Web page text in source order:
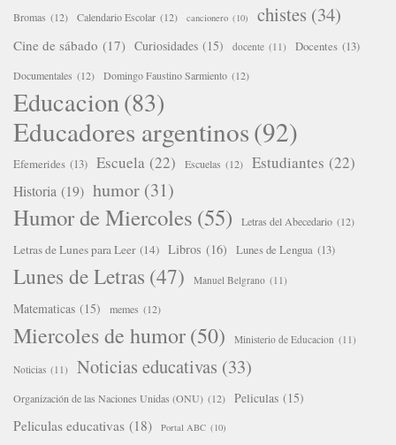
Bromas (12) Calendario Escolar (12) cancionero (10) chistes (34)
Cine de sábado (17) Curiosidades (15) docente (11) Docentes (13)
Documentales (12) Domingo Faustino Sarmiento (12)
Educacion (83)
Educadores argentinos(92)
Efemerides (13) Escuela (22) Escuelas (12) Estudiantes (22)
Historia (19) humor (31)
Humor de Miercoles (55) Letras del Abecedario (12)
Letras de Lunes para Leer (14) Libros (16) Lunes de Lengua (13)
Lunes de Letras (47) Manuel Belgrano (11)
Matematicas (15) memes (12)
Miercoles de humor(50) Ministerio de Educacion (11)
Noticias (11) Noticias educativas (33)
Organización de las Naciones Unidas (ONU) (12) Peliculas (15)
Peliculas educativas (18) Portal ABC (10)